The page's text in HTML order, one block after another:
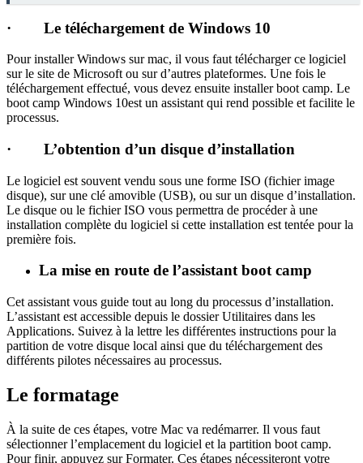
· Le téléchargement de Windows 10
Pour installer Windows sur mac, il vous faut télécharger ce logiciel
sur le site de Microsoft ou sur d’autres plateformes. Une fois le
téléchargement effectué, vous devez ensuite installer boot camp. Le
boot camp Windows 10est un assistant qui rend possible et facilite le
processus.
· L’obtention d’un disque d’installation
Le logiciel est souvent vendu sous une forme ISO (fichier image
disque), sur une clé amovible (USB), ou sur un disque d’installation.
Le disque ou le fichier ISO vous permettra de procéder à une
installation complète du logiciel si cette installation est tentée pour la
première fois.
La mise en route de l’assistant boot camp
Cet assistant vous guide tout au long du processus d’installation.
L’assistant est accessible depuis le dossier Utilitaires dans les
Applications. Suivez à la lettre les différentes instructions pour la
partition de votre disque local ainsi que du téléchargement des
différents pilotes nécessaires au processus.
Le formatage
À la suite de ces étapes, votre Mac va redémarrer. Il vous faut
sélectionner l’emplacement du logiciel et la partition boot camp.
Pour finir, appuyez sur Formater. Ces étapes nécessiteront votre